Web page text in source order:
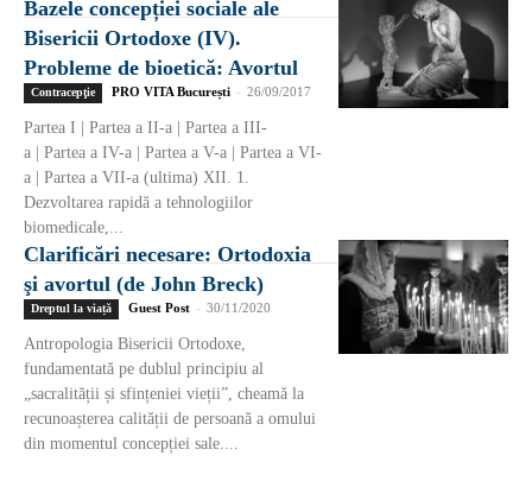
Bazele concepției sociale ale
Bisericii Ortodoxe (IV).
Probleme de bioetică: Avortul
Contracepţie PRO VITA București - 26/09/2017
Partea I | Partea a II-a | Partea a III-
a | Partea a IV-a | Partea a V-a | Partea a VI-
a | Partea a VII-a (ultima) XII. 1.
Dezvoltarea rapidă a tehnologiilor
biomedicale,...
Clarificări necesare: Ortodoxia
şi avortul (de John Breck)
Dreptul la viață Guest Post - 30/11/2020
Antropologia Bisericii Ortodoxe,
fundamentată pe dublul principiu al
„sacralității și sfințeniei vieții”, cheamă la
recunoașterea calității de persoană a omului
din momentul concepției sale....